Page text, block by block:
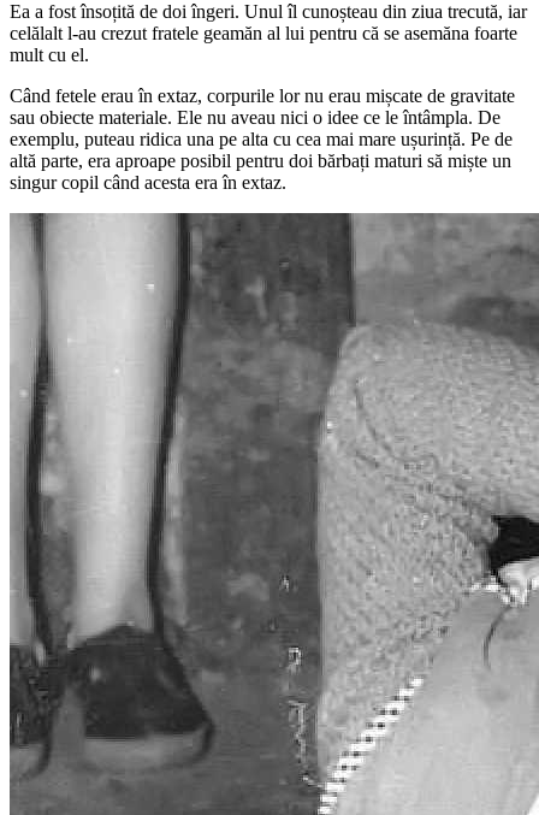
Ea a fost însoțită de doi îngeri. Unul îl cunoșteau din ziua trecută, iar
celălalt l-au crezut fratele geamăn al lui pentru că se asemăna foarte
mult cu el.
Când fetele erau în extaz, corpurile lor nu erau mișcate de gravitate
sau obiecte materiale. Ele nu aveau nici o idee ce le întâmpla. De
exemplu, puteau ridica una pe alta cu cea mai mare ușurință. Pe de
altă parte, era aproape posibil pentru doi bărbați maturi să miște un
singur copil când acesta era în extaz.